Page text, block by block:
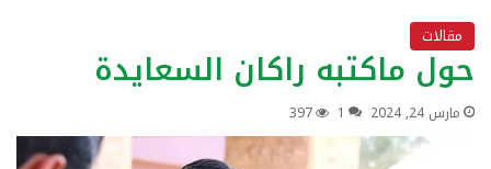
مقالات
حول ماكتبه راكان السعايدة
مارس 24, 2024 1
397